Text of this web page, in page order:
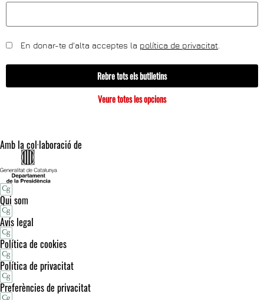
En donar-te d'alta acceptes la política de privacitat
Rebre tots els butlletins
Veure totes les opcions
Amb la col·laboració de
Qui som
Avís legal
Política de cookies
Política de privacitat
Preferències de privacitat